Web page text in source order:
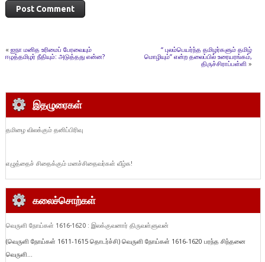
« ஐநா மனித உரிமைப் பேரவையும்
ஈழத்தமிழர் நீதியும்: அடுத்தது என்ன?
“ புலம்பெயர்ந்த தமிழர்களும் தமிழ்
மொழியும்” என்ற தலைப்பில் உரையரங்கம்,
திருச்சிராப்பள்ளி »
இதழுரைகள்
தமிழை விலக்கும் தனிப்பிரிவு
எழுத்தைச் சிதைக்கும் மனச்சிதைவர்கள் வீழ்க!
கலைச்சொற்கள்
வெருளி நோய்கள் 1616-1620 : இலக்குவனார் திருவள்ளுவன்
(வெருளி நோய்கள் 1611-1615 தொடர்ச்சி) வெருளி நோய்கள் 1616-1620 பரந்த சிந்தனை
வெருளி...